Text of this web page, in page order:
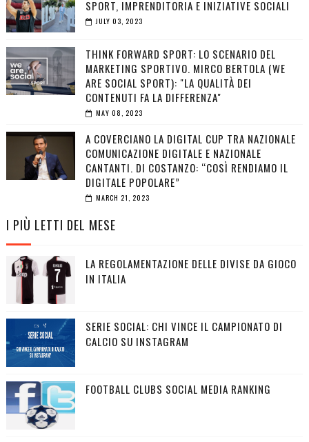
SPORT, IMPRENDITORIA E INIZIATIVE SOCIALI
JULY 03, 2023
THINK FORWARD SPORT: LO SCENARIO DEL
MARKETING SPORTIVO. MIRCO BERTOLA (WE
ARE SOCIAL SPORT): "LA QUALITÀ DEI
CONTENUTI FA LA DIFFERENZA"
MAY 08, 2023
A COVERCIANO LA DIGITAL CUP TRA NAZIONALE
COMUNICAZIONE DIGITALE E NAZIONALE
CANTANTI. DI COSTANZO: “COSÌ RENDIAMO IL
DIGITALE POPOLARE”
MARCH 21, 2023
I PIÙ LETTI DEL MESE
LA REGOLAMENTAZIONE DELLE DIVISE DA GIOCO
IN ITALIA
SERIE SOCIAL: CHI VINCE IL CAMPIONATO DI
CALCIO SU INSTAGRAM
FOOTBALL CLUBS SOCIAL MEDIA RANKING